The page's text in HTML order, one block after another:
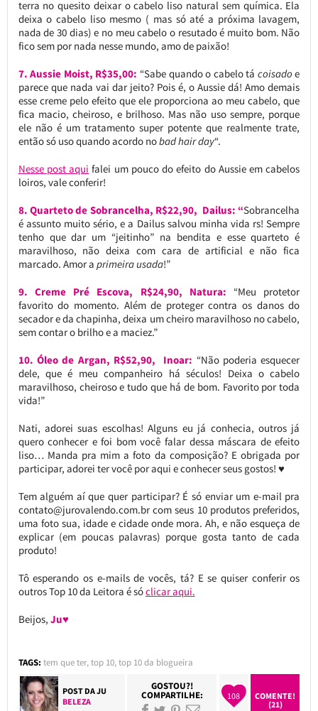
terra no quesito deixar o cabelo liso natural sem química. Ela
deixa o cabelo liso mesmo ( mas só até a próxima lavagem,
nada de 30 dias) e no meu cabelo o resutado é muito bom. Não
fico sem por nada nesse mundo, amo de paixão!
7. Aussie Moist, R$35,00: “Sabe quando o cabelo tá coisado e
parece que nada vai dar jeito? Pois é, o Aussie dá! Amo demais
esse creme pelo efeito que ele proporciona ao meu cabelo, que
fica macio, cheiroso, e brilhoso. Mas não uso sempre, porque
ele não é um tratamento super potente que realmente trate,
então só uso quando acordo nobad hair day“.
Nesse post aqui falei um pouco do efeito do Aussie em cabelos
loiros, vale conferir!
8. Quarteto de Sobrancelha, R$22,90, Dailus: “Sobrancelha
é assunto muito sério, e a Dailus salvou minha vida rs! Sempre
tenho que dar um “jeitinho” na bendita e esse quarteto é
maravilhoso, não deixa com cara de artificial e não fica
marcado. Amor a primeira usada!”
9. Creme Pré Escova, R$24,90, Natura: “Meu protetor
favorito do momento. Além de proteger contra os danos do
secador e da chapinha, deixa um cheiro maravilhoso no cabelo,
sem contar o brilho e a maciez.”
10. Óleo de Argan, R$52,90, Inoar: “Não poderia esquecer
dele, que é meu companheiro há séculos! Deixa o cabelo
maravilhoso, cheiroso e tudo que há de bom. Favorito por toda
vida!”
Nati, adorei suas escolhas! Alguns eu já conhecia, outros já
quero conhecer e foi bom você falar dessa máscara de efeito
liso… Manda pra mim a foto da composição? E obrigada por
participar, adorei ter você por aqui e conhecer seus gostos! ♥
Tem alguém aí que quer participar? É só enviar um e-mail pra
contato@jurovalendo.com.br com seus 10 produtos preferidos,
uma foto sua, idade e cidade onde mora. Ah, e não esqueça de
explicar (em poucas palavras) porque gosta tanto de cada
produto!
Tô esperando os e-mails de vocês, tá? E se quiser conferir os
outros Top 10 da Leitora é sóclicar aqui.
Beijos, Ju♥
TAGS: tem que ter,top 10,top 10 da blogueira
POST DAJU
BELEZA
GOSTOU?!
COMPARTILHE: 108
COMENTE!
(21)